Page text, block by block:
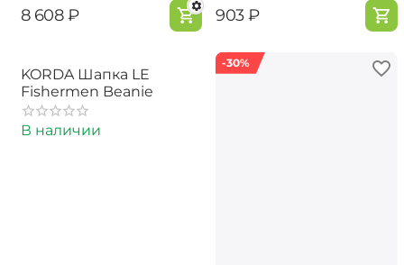
‍8 608‍₽ ‍903‍₽
KORDA Шапка LE
Fishermen Beanie
В наличии
-30%